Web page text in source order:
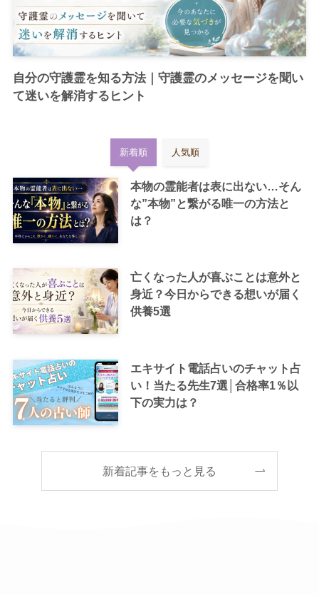
自分の守護霊を知る方法｜守護霊のメッセージを聞い
て迷いを解消するヒント
新着順 人気順
本物の霊能者は表に出ない…そん
な”本物”と繋がる唯一の方法と
は？
亡くなった人が喜ぶことは意外と
身近？今日からできる想いが届く
供養5選
エキサイト電話占いのチャット占
い！当たる先生7選│合格率1％以
下の実力は？
新着記事をもっと見る